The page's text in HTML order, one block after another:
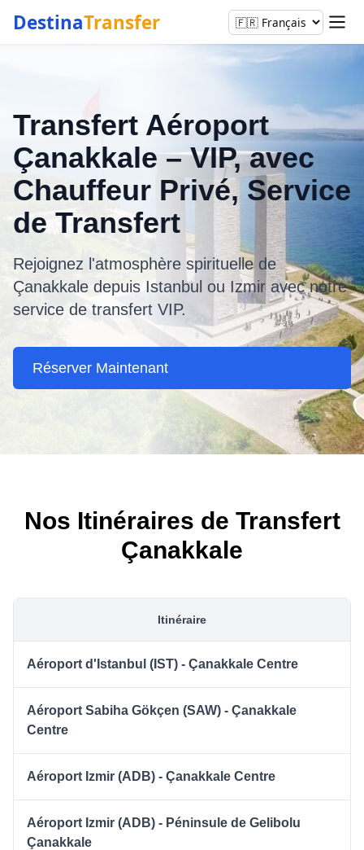
DestinaTransfer
Transfert Aéroport
Çanakkale – VIP, avec
Chauffeur Privé, Service
de Transfert
Rejoignez l'atmosphère spirituelle de
Çanakkale depuis Istanbul ou Izmir avec notre
service de transfert VIP.
Réserver Maintenant
Nos Itinéraires de Transfert
Çanakkale
Itinéraire
Aéroport d'Istanbul (IST) - Çanakkale Centre
Aéroport Sabiha Gökçen (SAW) - Çanakkale
Centre
Aéroport Izmir (ADB) - Çanakkale Centre
Aéroport Izmir (ADB) - Péninsule de Gelibolu
Çanakkale